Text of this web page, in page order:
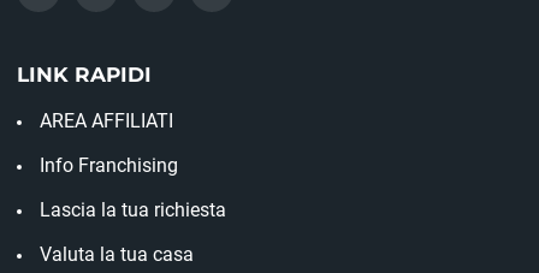
LINK RAPIDI
AREA AFFILIATI
Info Franchising
Lascia la tua richiesta
Valuta la tua casa